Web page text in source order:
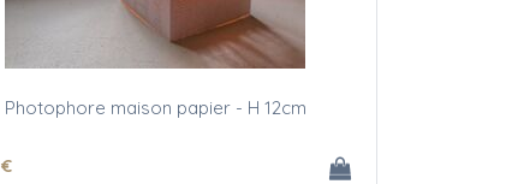
Photophore maison papier - H 12cm
€